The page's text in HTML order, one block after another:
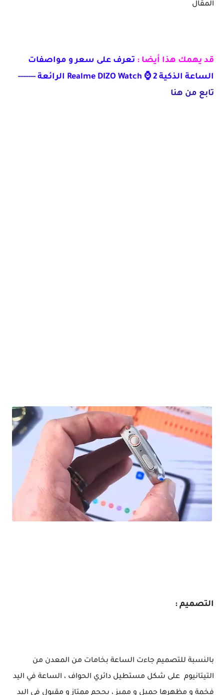
المقال
قد يهمك هذا أيضا : تعرف على سعر و مواصفات
الساعة الذكية Realme DIZO Watch ⌚️ 2 الرائعة
-------
تابع من هنا
التصميم :
بالنسبة للتصميم جاءت الساعة بخامات من المعدن من
التيتانيوم على شكل مستطيل دائري الحواف ، الساعة في اليد
فخمة و مظهرها جميل و مميز ، بحجم ممتاز و مقبول في اليد